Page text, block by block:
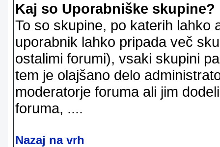
Kaj so Uporabniške skupine?
To so skupine, po katerih lahko
uporabnik lahko pripada več
ostalimi forumi), vsaki skupini
tem je olajšano delo
moderatorje foruma ali jim
foruma, ....
Nazaj na vrh